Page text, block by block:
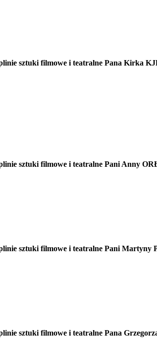
sztuki filmowe i teatralne Pana Kirka
sztuki filmowe i teatralne Pani Anny
sztuki filmowe i teatralne Pani
sztuki filmowe i teatralne Pana